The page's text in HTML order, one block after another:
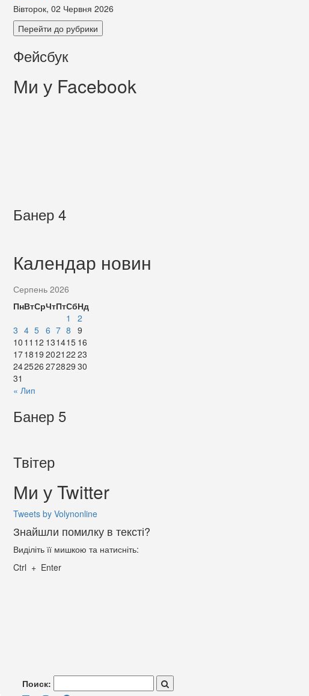
Вівторок, 02 Червня 2026
Перейти до рубрики
Фейсбук
Ми у Facebook
Банер 4
Календар новин
Серпень 2026
ПнВтСрЧтПтСбНд
1
2
3 4 5 6 7 8 9
10 11 12 131415 16
171819 2021 22 23
242526 272829 30
31
« Лип
Банер 5
Твітер
Ми у Twitter
Tweets by Volynonline
Знайшли помилку в тексті?
Виділіть її мишкою та натисніть:
Ctrl + Enter
Поиск: